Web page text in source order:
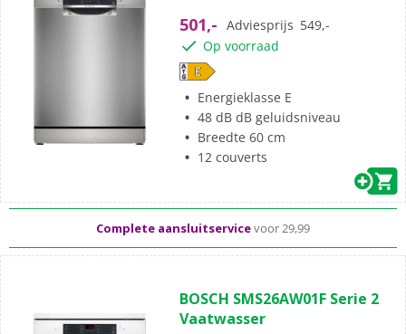
501,- Adviesprijs 549,-
Op voorraad
Energieklasse E
48 dB dB geluidsniveau
Breedte 60 cm
12 couverts
gratisthuisbezorgd vanaf 50,-
Complete aansluitservicevoor 29,99
BOSCH SMS26AW01F Serie 2
Vaatwasser